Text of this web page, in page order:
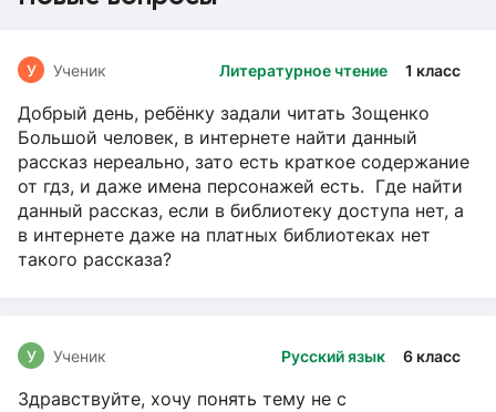
Литературное чтение 1 класс
У Ученик
Добрый день, ребёнку задали читать Зощенко
Большой человек, в интернете найти данный
рассказ нереально, зато есть краткое содержание
от гдз, и даже имена персонажей есть. Где найти
данный рассказ, если в библиотеку доступа нет, а
в интернете даже на платных библиотеках нет
такого рассказа?
Русский язык 6 класс
У Ученик
Здравствуйте, хочу понять тему не с